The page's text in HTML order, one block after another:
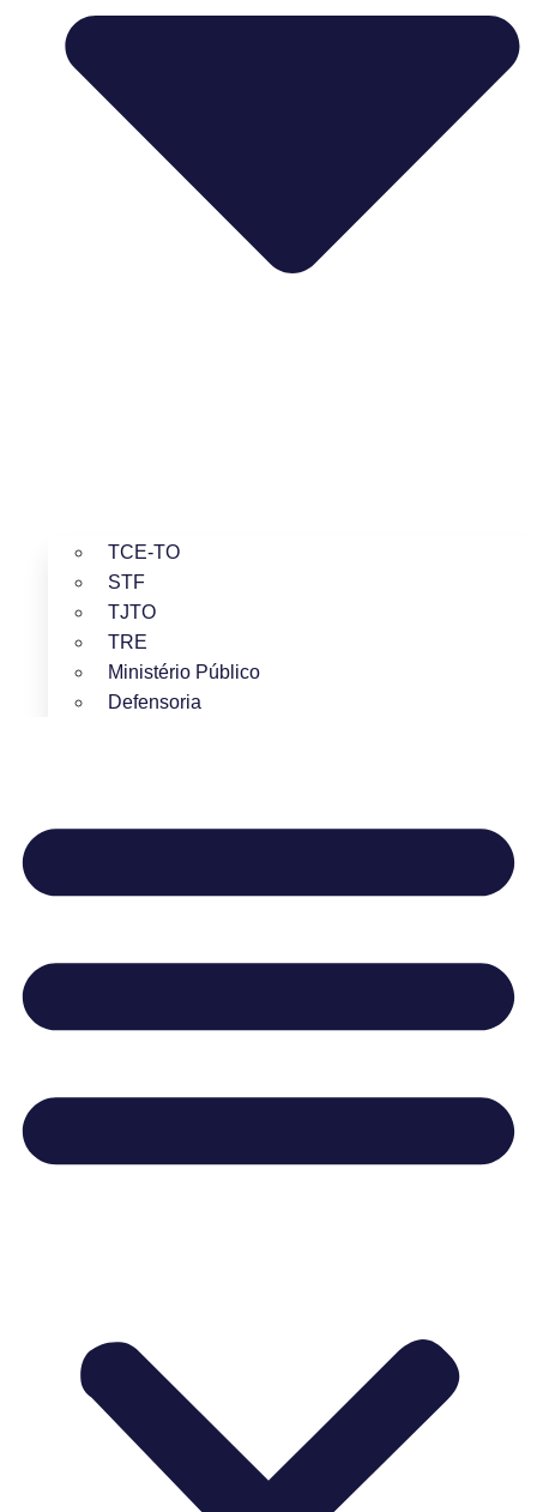
TCE-TO
STF
TJTO
TRE
Ministério Público
Defensoria